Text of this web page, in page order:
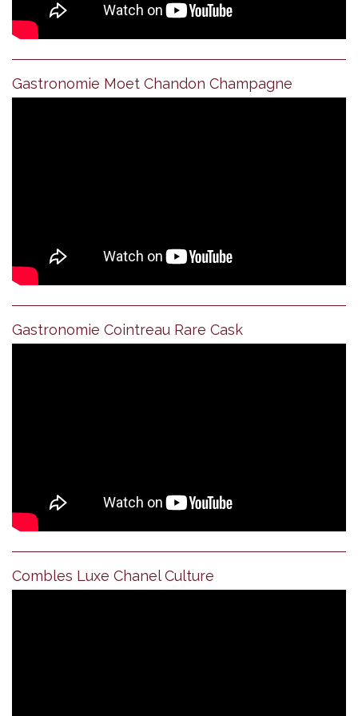
Gastronomie Moet Chandon Champagne
Gastronomie Cointreau Rare Cask
Combles Luxe Chanel Culture